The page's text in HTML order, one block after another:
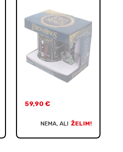
59,90 €
NEMA, ALI ŽELIM!